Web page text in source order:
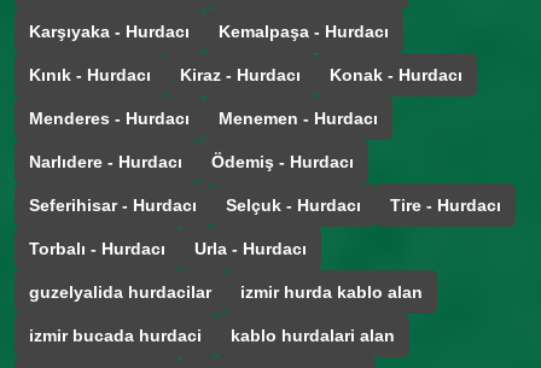
Karşıyaka - Hurdacı Kemalpaşa - Hurdacı
Kınık - Hurdacı Kiraz - Hurdacı Konak - Hurdacı
Menderes - Hurdacı Menemen - Hurdacı
Narlıdere - Hurdacı Ödemiş - Hurdacı
Seferihisar - Hurdacı Selçuk - Hurdacı Tire - Hurdacı
Torbalı - Hurdacı Urla - Hurdacı
guzelyalida hurdacilar izmir hurda kablo alan
izmir bucada hurdaci kablo hurdalari alan